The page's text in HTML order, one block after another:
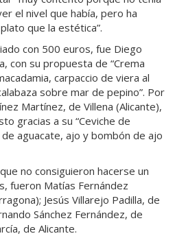
el nivel que había, pero ha
que la estética”.
con 500 euros, fue Diego
con su propuesta de “Crema
carpaccio de viera al
sobre mar de pepino”. Por
Martínez, de Villena (Alicante),
gracias a su “Ceviche de
aguacate, ajo y bombón de ajo
no consiguieron hacerse un
fueron Matías Fernández
Jesús Villarejo Padilla, de
Sánchez Fernández, de
de Alicante.